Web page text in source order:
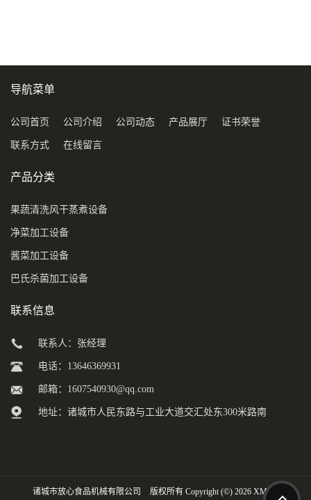
导航菜单
公司首页 公司介绍 公司动态 产品展厅 证书荣誉
联系方式 在线留言
产品分类
果蔬清洗风干蒸煮设备
净菜加工设备
酱菜加工设备
巴氏杀菌加工设备
联系信息
联系人：张经理
电话：13646369931
邮箱： 1607540930@qq.com
地址：诸城市人民东路与工业大道交汇处东300米路南
诸城市放心食品机械有限公司 版权所有 Copyright (©) 2026 XML